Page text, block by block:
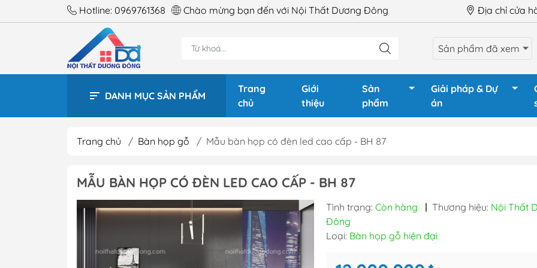
Hotline: 0969761368 Chào mừng bạn đến với Nội Thất Dương Đông Địa chỉ cửa
Sản phẩm đã xem
DANH MỤC SẢN PHẨM
Trang
chủ
Giới
thiệu
Sản
phẩm
BÀN GIÁM ĐỐC
BÀN HỌP
BÀN QUẦY LỄ TÂN
BÀN TRAINING
Ghế chân quỳ
Tủ
Tủ tài liệu
Giải pháp & Dự
án
Trang chủ / Bàn họp gỗ / Mẫu bàn họp có đèn led cao cấp - BH 87
MẪU BÀN HỌP CÓ ĐÈN LED CAO CẤP - BH 87
Tình trạng: Còn hàng | Thương hiệu: Nội Thất
Đông
Loại: Bàn họp gỗ hiện đại